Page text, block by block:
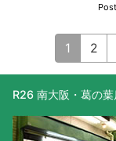
1 2
R26 南大阪・葛の葉